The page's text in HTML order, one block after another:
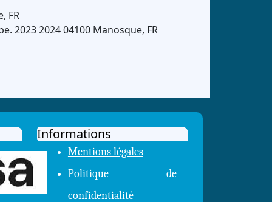
, FR
2023202404100 Manosque, FR
Informations
Mentions légales
Politique de
confidentialité